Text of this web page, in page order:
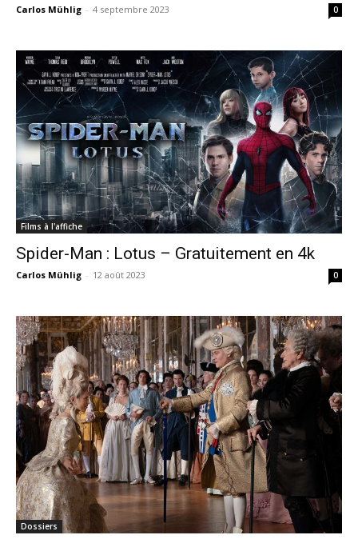
Carlos Mühlig - 4 septembre 2023 0
Films à l'affiche
Spider-Man : Lotus – Gratuitement en 4k
Carlos Mühlig - 12 août 2023 0
Dossiers